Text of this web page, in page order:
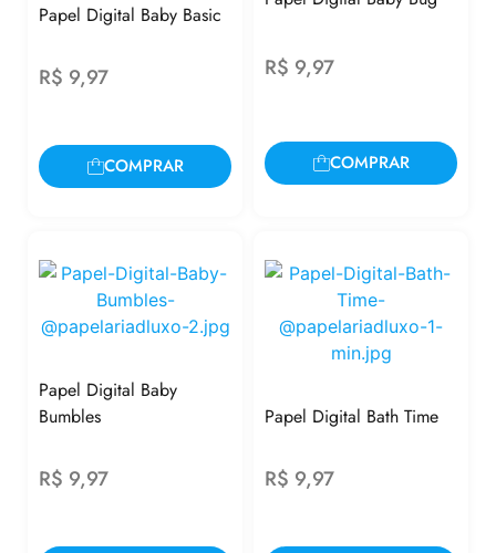
Papel Digital Baby Basic
R$ 9,97
COMPRAR
R$ 9,97
COMPRAR
Papel Digital Baby
Bumbles
R$ 9,97
Papel Digital Bath Time
R$ 9,97